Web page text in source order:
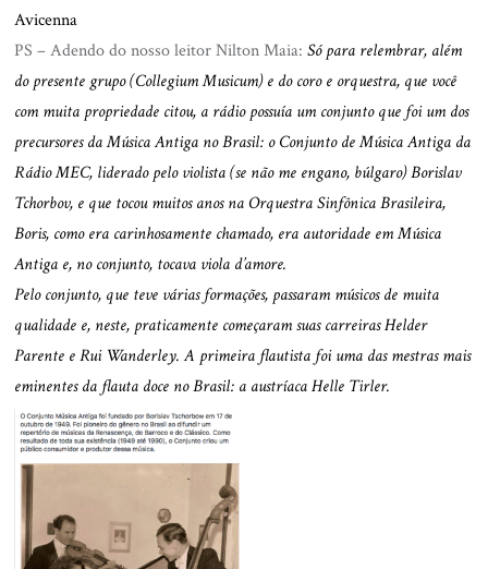
Avicenna
PS – Adendo do nosso leitor Nilton Maia:Só para relembrar, além
do presente grupo (Collegium Musicum) e do coro e orquestra, que você
com muita propriedade citou, a rádio possuía um conjunto que foi um dos
precursores da Música Antiga no Brasil: o Conjunto de Música Antiga da
Rádio MEC, liderado pelo violista (se não me engano, búlgaro) Borislav
Tchorbov, e que tocou muitos anos na Orquestra Sinfônica Brasileira,
Boris, como era carinhosamente chamado, era autoridade em Música
Antiga e, no conjunto, tocava viola d’amore.
Pelo conjunto, que teve várias formações, passaram músicos de muita
qualidade e, neste, praticamente começaram suas carreiras Helder
Parente e Rui Wanderley. A primeira flautista foi uma das mestras mais
eminentes da flauta doce no Brasil: a austríaca Helle Tirler.